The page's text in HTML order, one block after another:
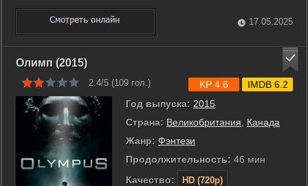
остаются под вопросом. ...
17.05.2025
Олимп (2015)
2.4/5 (109 гол.)
Год выпуска: 2015
Страна: Великобритания
Канада
Жанр: Фэнтези
Продолжительность: 46 мин
Качество:
HD (720p)
KP 4.6 IMDB 6.2